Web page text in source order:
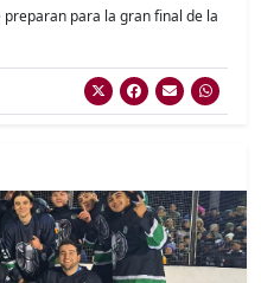
preparan para la gran final de la